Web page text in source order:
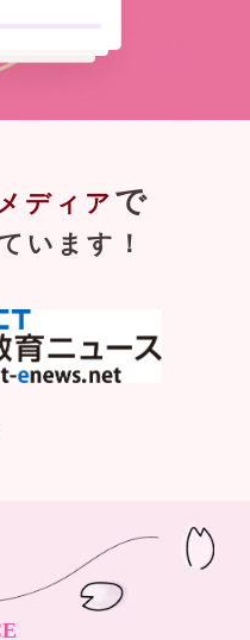
メディア で
います！